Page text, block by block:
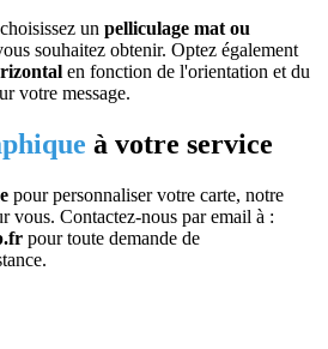
un pelliculage mat ou
souhaitez obtenir. Optez également
en fonction de l'orientation et du
votre message.
à votre service
pour personnaliser votre carte, notre
vous. Contactez-nous par email à :
pour toute demande de